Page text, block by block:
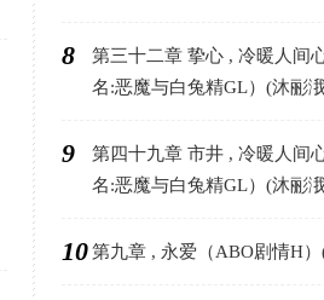
8
第三十二章 挚心 , 冷暖人间
名:恶魔与白兔精GL）(沐彨
9
第四十九章 市井 , 冷暖人间
名:恶魔与白兔精GL）(沐彨
10第九章 , 永爱（ABO剧情H